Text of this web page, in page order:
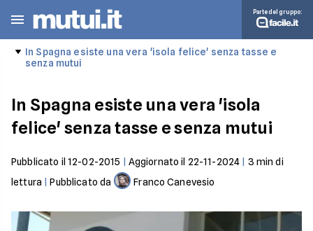
Parte del gruppo:
In Spagna esiste una vera 'isola felice' senza tasse e
senza mutui
In Spagna esiste una vera 'isola
felice' senza tasse e senza mutui
Pubblicato il 12-02-2015 Aggiornato il 22-11-2024 3 min di
lettura |Pubblicato da Franco Canevesio